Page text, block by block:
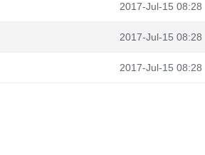
2017-Jul-15 08:28
2017-Jul-15 08:28
2017-Jul-15 08:28